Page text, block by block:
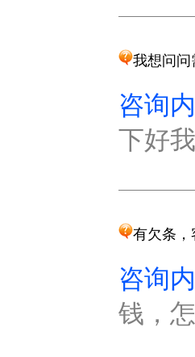
我想问问
咨询
下好
有欠条，
咨询
钱，